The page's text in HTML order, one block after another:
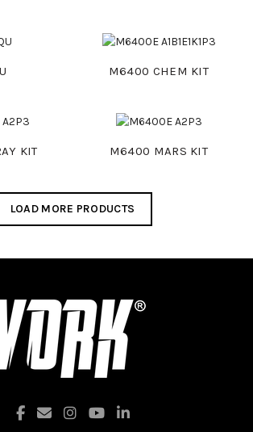
M6400 CHEM KIT
KIT M6400 MARS KIT
LOAD MORE PRODUCTS